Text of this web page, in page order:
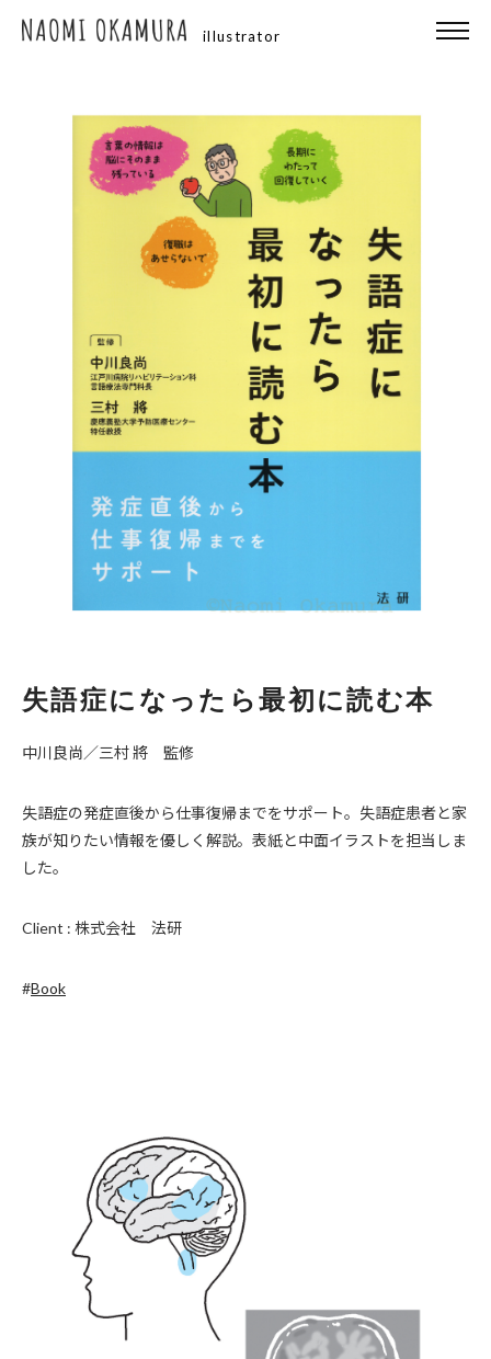
illustrator
失語症になったら最初に読む本
中川良尚／三村 將 監修
失語症の発症直後から仕事復帰までをサポート。失語症患者と家
族が知りたい情報を優しく解説。表紙と中面イラストを担当しま
した。
Client : 株式会社 法研
#Book